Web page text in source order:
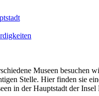
Museen besuchen
Stelle. Hier finden sie
in der Hauptstadt der Insel